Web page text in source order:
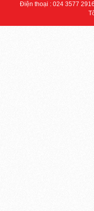
Điện thoại : 024 3577